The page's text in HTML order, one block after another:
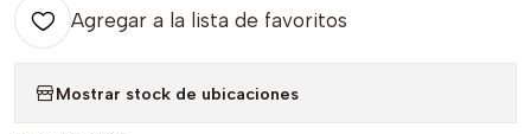
Agregar a la lista de favoritos
Mostrar stock de ubicaciones